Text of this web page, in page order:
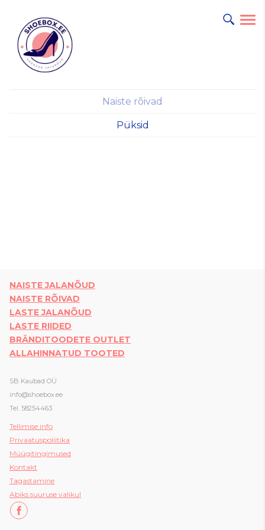
Naiste rõivad
Püksid
NAISTE JALANÕUD
NAISTE RÕIVAD
LASTE JALANÕUD
LASTE RIIDED
BRÄNDITOODETE OUTLET
ALLAHINNATUD TOOTED
SB Kaubad OÜ
info@shoebox.ee
Tel. 58254463
Tellimise info
Privaatuspoliitika
Müügitingimused
Kontakt
Tagastamine
Abiks suuruse valikul